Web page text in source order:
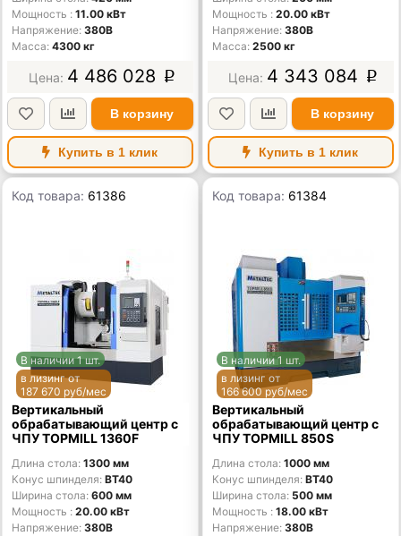
Мощность
11.00 кВт
Напряжение 380В
Масса 4300 кг
4 486 028 p
В корзину
Купить в 1 клик
Мощность
20.00 кВт
Напряжение 380В
Масса 2500 кг
4 343 084 p
В корзину
Купить в 1 клик
Код товара: 61386
В наличии 1 шт.
в лизинг от
187 670 руб/мес
Вертикальный
обрабатывающий центр с
ЧПУ TOPMILL 1360F
Длина стола 1300 мм
Конус шпинделя BT40
Ширина стола 600 мм
Мощность
20.00 кВт
Напряжение 380В
Код товара: 61384
В наличии 1 шт.
в лизинг от
166 600 руб/мес
Вертикальный
обрабатывающий центр с
ЧПУ TOPMILL 850S
Длина стола 1000 мм
Конус шпинделя BT40
Ширина стола 500 мм
Мощность
18.00 кВт
Напряжение 380В